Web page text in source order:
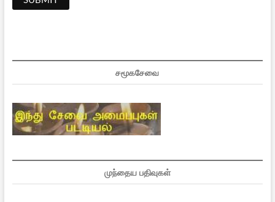
சமூகசேவை
முந்தைய பதிவுகள்